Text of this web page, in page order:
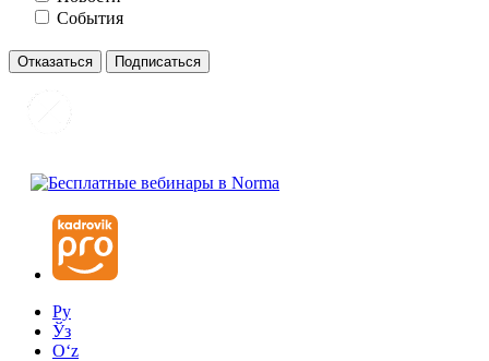
События
Отказаться Подписаться
Ру
Ўз
Oʻz